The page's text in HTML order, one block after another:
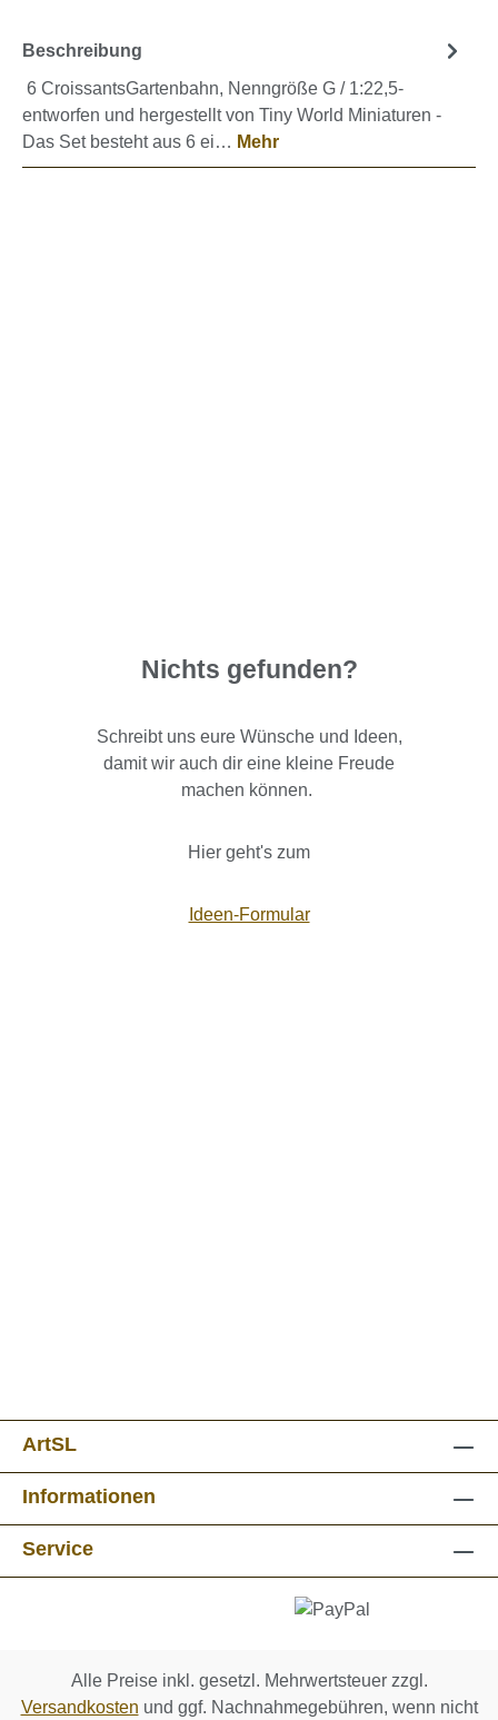
Beschreibung
6 CroissantsGartenbahn, Nenngröße G / 1:22,5-
entworfen und hergestellt von Tiny World Miniaturen -
Das Set besteht aus 6 ei… Mehr
Nichts gefunden?
Schreibt uns eure Wünsche und Ideen,
damit wir auch dir eine kleine Freude
machen können.
Hier geht's zum
Ideen-Formular
ArtSL
Informationen
Service
Alle Preise inkl. gesetzl. Mehrwertsteuer zzgl.
Versandkosten und ggf. Nachnahmegebühren, wenn nicht